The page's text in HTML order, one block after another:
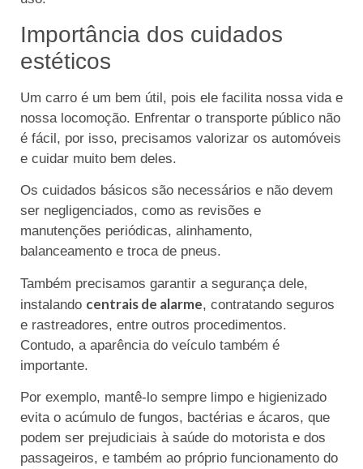
Importância dos cuidados
estéticos
Um carro é um bem útil, pois ele facilita nossa vida e
nossa locomoção. Enfrentar o transporte público não
é fácil, por isso, precisamos valorizar os automóveis
e cuidar muito bem deles.
Os cuidados básicos são necessários e não devem
ser negligenciados, como as revisões e
manutenções periódicas, alinhamento,
balanceamento e troca de pneus.
Também precisamos garantir a segurança dele,
instalando centrais de alarme, contratando seguros
e rastreadores, entre outros procedimentos.
Contudo, a aparência do veículo também é
importante.
Por exemplo, mantê-lo sempre limpo e higienizado
evita o acúmulo de fungos, bactérias e ácaros, que
podem ser prejudiciais à saúde do motorista e dos
passageiros, e também ao próprio funcionamento do